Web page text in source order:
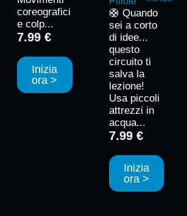
coreografici
e colp...
7.99 €
Inizia
ora >
🛟 Quando
sei a corto
di idee...
questo
circuito ti
salva la
lezione!
Usa piccoli
attrezzi in
acqua...
7.99 €
Inizia
ora >